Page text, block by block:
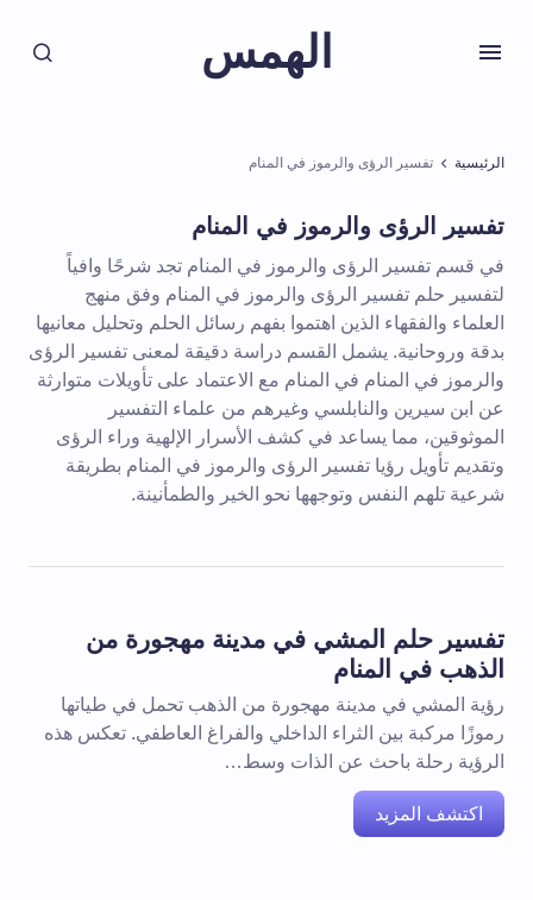
الهمس
الرئيسية تفسير الرؤى والرموز في المنام
تفسير الرؤى والرموز في المنام
في قسم تفسير الرؤى والرموز في المنام تجد شرحًا وافياً
لتفسير حلم تفسير الرؤى والرموز في المنام وفق منهج
العلماء والفقهاء الذين اهتموا بفهم رسائل الحلم وتحليل معانيها
بدقة وروحانية. يشمل القسم دراسة دقيقة لمعنى تفسير الرؤى
والرموز في المنام في المنام مع الاعتماد على تأويلات متوارثة
عن ابن سيرين والنابلسي وغيرهم من علماء التفسير
الموثوقين، مما يساعد في كشف الأسرار الإلهية وراء الرؤى
وتقديم تأويل رؤيا تفسير الرؤى والرموز في المنام بطريقة
شرعية تلهم النفس وتوجهها نحو الخير والطمأنينة.
تفسير حلم المشي في مدينة مهجورة من
الذهب في المنام
رؤية المشي في مدينة مهجورة من الذهب تحمل في طياتها
رموزًا مركبة بين الثراء الداخلي والفراغ العاطفي. تعكس هذه
الرؤية رحلة باحث عن الذات وسط…
اكتشف المزيد